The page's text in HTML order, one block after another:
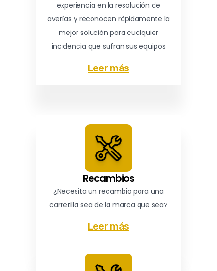
experiencia en la resolución de
averías y reconocen rápidamente la
mejor solución para cualquier
incidencia que sufran sus equipos
Leer más
Recambios
¿Necesita un recambio para una
carretilla sea de la marca que sea?
Leer más